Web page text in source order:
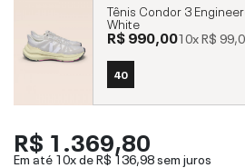
Tênis Condor 3
White
R$ 990,0010xR$
40
R$ 1.369,80
Em até 10x deR$ 136,98sem juros